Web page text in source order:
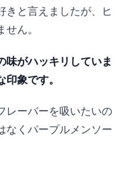
きと言えましたが、ヒ
ん。
味がハッキリしていま
象です。
レーバーを吸いたいの
なくパープルメンソー